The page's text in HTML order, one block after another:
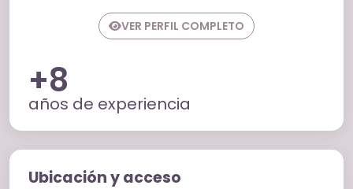
VER PERFIL COMPLETO
+8
años de experiencia
Ubicación y acceso